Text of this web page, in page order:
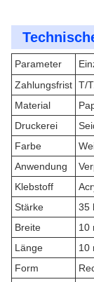
Parameter
Zahlungsfrist T/
Material
Druckerei
Farbe
Anwendung
Klebstoff
Stärke
35
Breite
10
Länge
10
Form